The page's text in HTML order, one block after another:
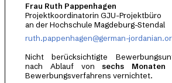
Frau Ruth Pappenhagen
Projektkoordinatorin GJU-Projektbüro
an der Hochschule Magdeburg-Stendal
ruth.pappenhagen@german-
Nicht berücksichtigte
nach Ablauf vonsechs Monaten
Bewerbungsverfahrens vernichtet.